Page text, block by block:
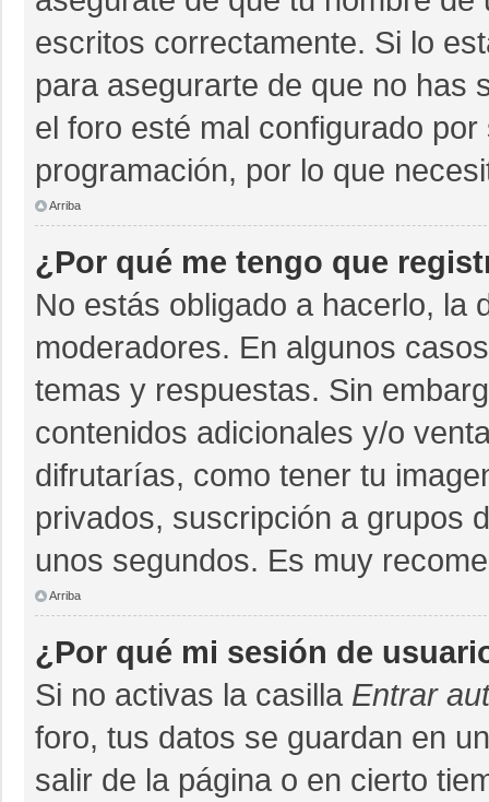
escritos correctamente. Si lo
para asegurarte de que no has
el foro esté mal configurado
programación, por lo que
Arriba
¿Por qué me tengo que
No estás obligado a hacerlo, la
moderadores. En algunos
temas y respuestas. Sin
contenidos adicionales y/o
difrutarías, como tener tu
privados, suscripción a grupos
unos segundos. Es muy
Arriba
¿Por qué mi sesión de
Si no activas la casilla Entrar
foro, tus datos se guardan en
salir de la página o en cierto